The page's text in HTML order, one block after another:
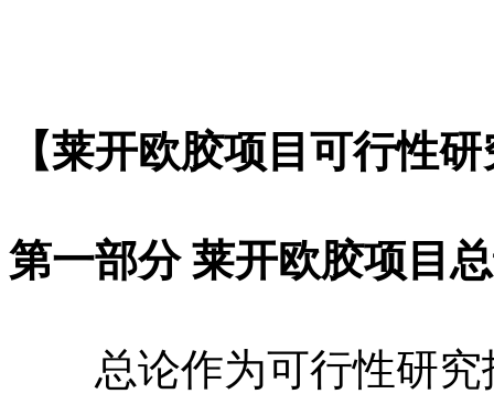
【莱开欧胶项目可行性
第一部分 莱开欧胶项目
总论作为可行性研究